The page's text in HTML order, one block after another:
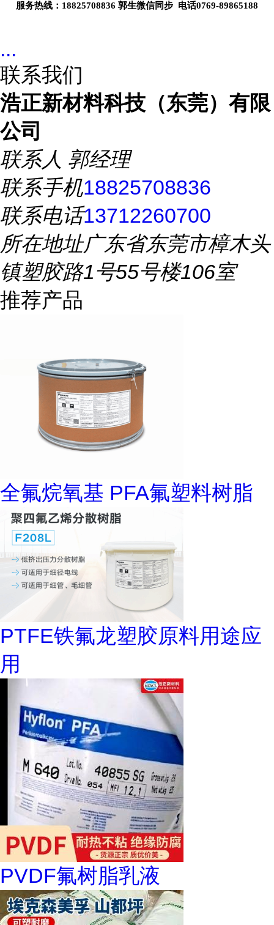
服务热线：18825708836 郭生微信同步 电话0769-89865188
...
联系我们
浩正新材料科技（东莞）有限
公司
联系人 郭经理
联系手机18825708836
联系电话13712260700
所在地址广东省东莞市樟木头
镇塑胶路1号55号楼106室
推荐产品
全氟烷氧基 PFA氟塑料树脂
PTFE铁氟龙塑胶原料用途应
用
PVDF氟树脂乳液